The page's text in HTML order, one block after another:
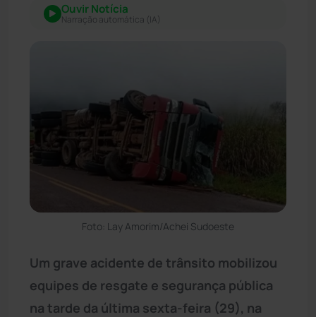
Ouvir Notícia
Narração automática (IA)
Foto: Lay Amorim/Achei Sudoeste
Um grave acidente de trânsito mobilizou
equipes de resgate e segurança pública
na tarde da última sexta-feira (29), na